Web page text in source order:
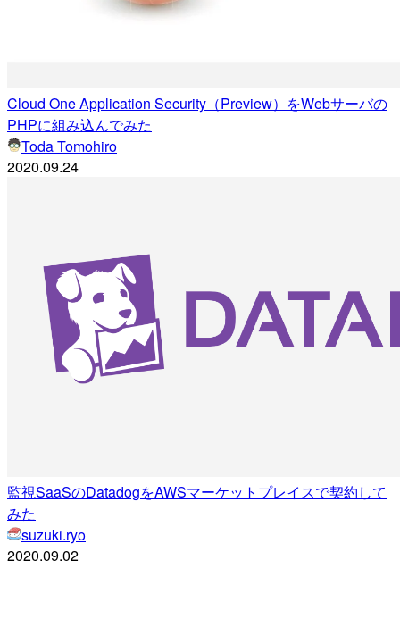
Cloud One Application Security（Preview）をWebサーバの
PHPに組み込んでみた
Toda Tomohiro
2020.09.24
監視SaaSのDatadogをAWSマーケットプレイスで契約して
みた
suzuki.ryo
2020.09.02